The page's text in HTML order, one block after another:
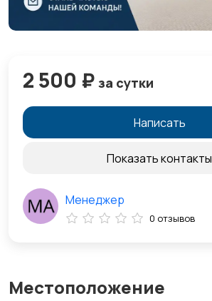
Местоположение
2 500 ₽ за сутки
Написать
Показать контакты
Менеджер
0 отзывов